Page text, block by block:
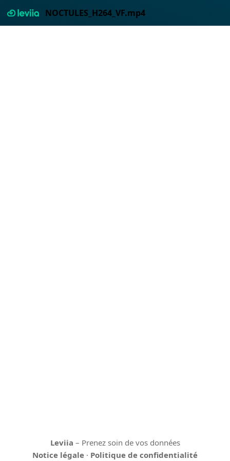
NOCTULES_H264_VF.mp4
Leviia – Prenez soin de vos données
Notice légale · Politique de confidentialité